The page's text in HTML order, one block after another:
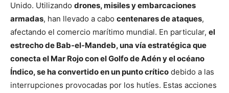
Unido. Utilizando drones, misiles y embarcaciones
armadas, han llevado a cabo centenares de ataques,
afectando el comercio marítimo mundial. En particular, el
estrecho de Bab-el-Mandeb, una vía estratégica que
conecta el Mar Rojo con el Golfo de Adén y el océano
Índico, se ha convertido en un punto crítico debido a las
interrupciones provocadas por los hutíes. Estas acciones